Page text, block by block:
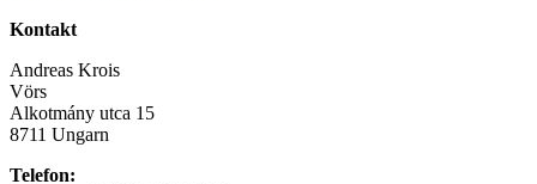
Kontakt
Andreas Krois
Vörs
Alkotmány utca 15
8711 Ungarn
Telefon: